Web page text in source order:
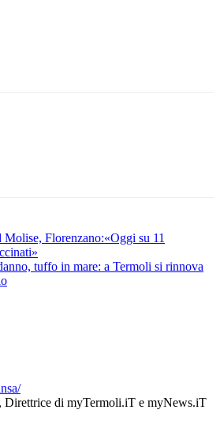
Molise, Florenzano:«Oggi su 11
tuffo in mare: a Termoli si rinnova
Direttrice di myTermoli.iT e myNews.iT